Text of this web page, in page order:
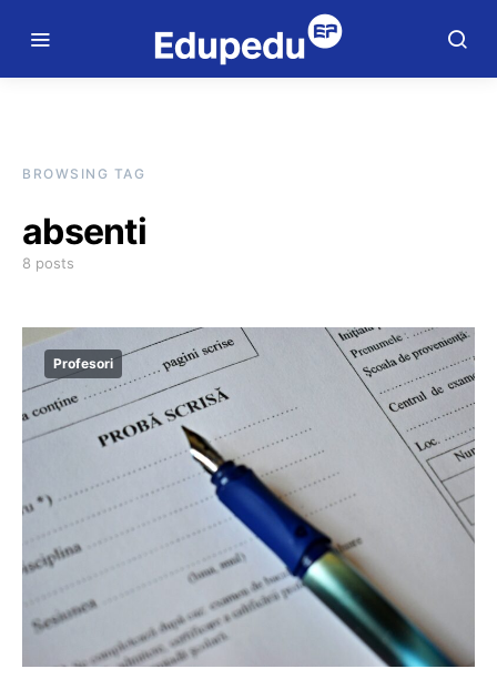
BROWSING TAG
absenti
8 posts
Profesori